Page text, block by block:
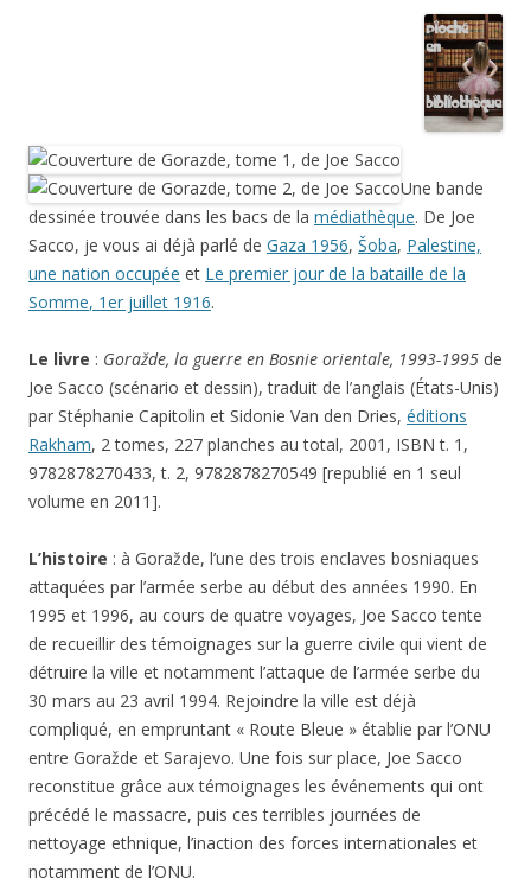
Une bande
dessinée trouvée dans les bacs de la médiathèque. De Joe
Sacco, je vous ai déjà parlé de Gaza 1956, Šoba, Palestine,
une nation occupée et Le premier jour de la bataille de la
Somme, 1er juillet 1916.
Le livre : Goražde, la guerre en Bosnie orientale, 1993-1995 de
Joe Sacco (scénario et dessin), traduit de l’anglais (États-Unis)
par Stéphanie Capitolin et Sidonie Van den Dries, éditions
Rakham, 2 tomes, 227 planches au total, 2001, ISBN t. 1,
9782878270433, t. 2, 9782878270549 [republié en 1 seul
volume en 2011].
L’histoire : à Goražde, l’une des trois enclaves bosniaques
attaquées par l’armée serbe au début des années 1990. En
1995 et 1996, au cours de quatre voyages, Joe Sacco tente
de recueillir des témoignages sur la guerre civile qui vient de
détruire la ville et notamment l’attaque de l’armée serbe du
30 mars au 23 avril 1994. Rejoindre la ville est déjà
compliqué, en empruntant « Route Bleue » établie par l’ONU
entre Goražde et Sarajevo. Une fois sur place, Joe Sacco
reconstitue grâce aux témoignages les événements qui ont
précédé le massacre, puis ces terribles journées de
nettoyage ethnique, l’inaction des forces internationales et
notamment de l’ONU.